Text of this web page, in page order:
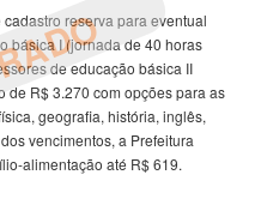
reserva para eventual
básica I (jornada de 40 horas
de educação básica II
de R$ 3.270 com opções para as
geografia, história, inglês,
vencimentos, a Prefeitura
alimentação até R$ 619.